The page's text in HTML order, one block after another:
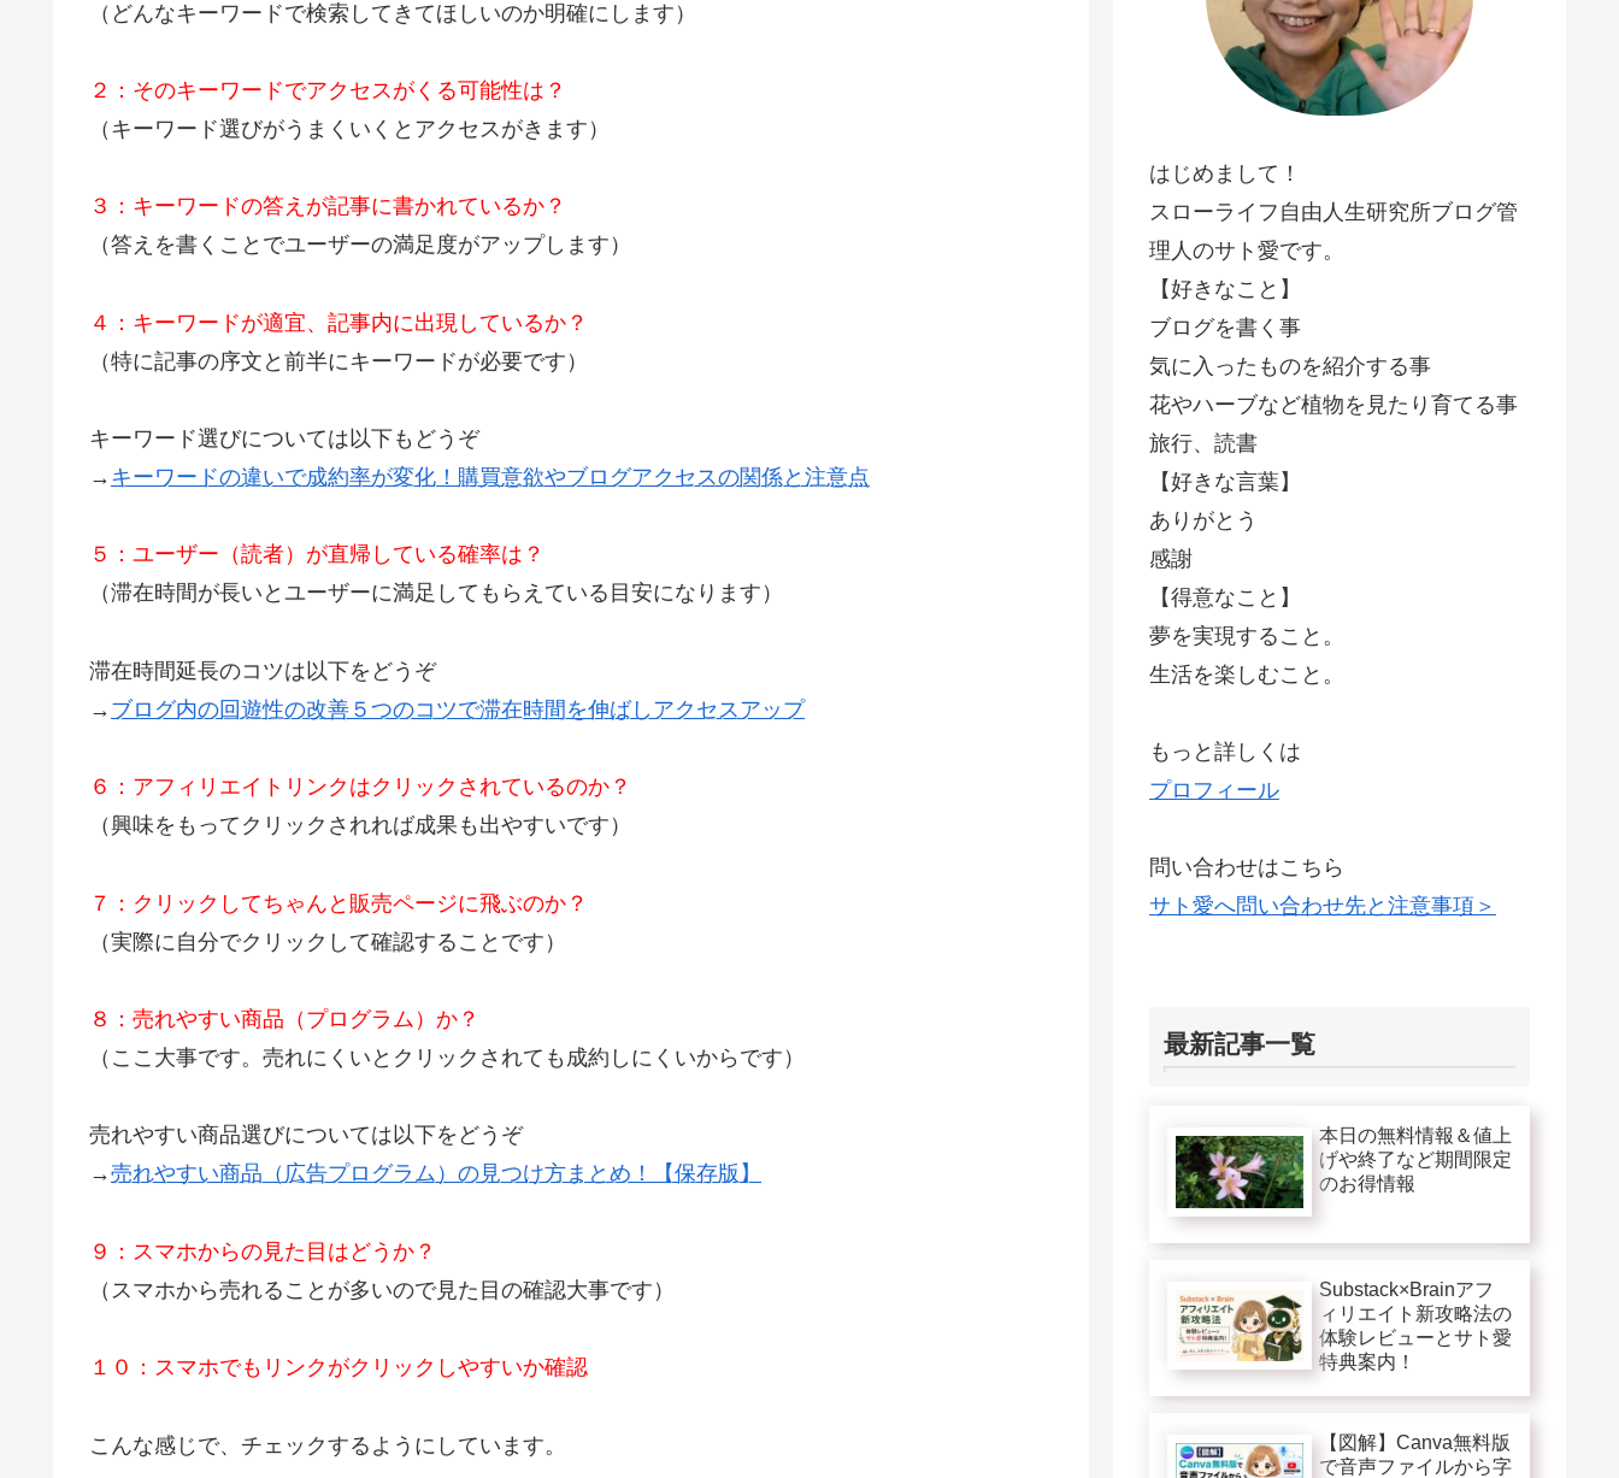
（どんなキーワードで検索してきてほしいのか明確にします）
２：そのキーワードでアクセスがくる可能性は？
（キーワード選びがうまくいくとアクセスがきます）
３：キーワードの答えが記事に書かれているか？
（答えを書くことでユーザーの満足度がアップします）
４：キーワードが適宜、記事内に出現しているか？
（特に記事の序文と前半にキーワードが必要です）
キーワード選びについては以下もどうぞ
→ キーワードの違いで成約率が変化！購買意欲やブログアクセスの関係と注意点
５：ユーザー（読者）が直帰している確率は？
（滞在時間が長いとユーザーに満足してもらえている目安になります）
滞在時間延長のコツは以下をどうぞ
→ ブログ内の回遊性の改善５つのコツで滞在時間を伸ばしアクセスアップ
６：アフィリエイトリンクはクリックされているのか？
（興味をもってクリックされれば成果も出やすいです）
７：クリックしてちゃんと販売ページに飛ぶのか？
（実際に自分でクリックして確認することです）
８：売れやすい商品（プログラム）か？
（ここ大事です。売れにくいとクリックされても成約しにくいからです）
売れやすい商品選びについては以下をどうぞ
→売れやすい商品（広告プログラム）の見つけ方まとめ！【保存版】
９：スマホからの見た目はどうか？
（スマホから売れることが多いので見た目の確認大事です）
１０：スマホでもリンクがクリックしやすいか確認
こんな感じで、チェックするようにしています。
はじめまして！
スローライフ自由人生研究所ブログ管
理人のサト愛です。
【好きなこと】
ブログを書く事
気に入ったものを紹介する事
花やハーブなど植物を見たり育てる事
旅行、読書
【好きな言葉】
ありがとう
感謝
【得意なこと】
夢を実現すること。
生活を楽しむこと。
もっと詳しくは
プロフィール
問い合わせはこちら
サト愛へ問い合わせ先と注意事項＞
最新記事一覧
本日の無料情報＆値上
げや終了など期間限定
のお得情報
Substack×Brainアフ
ィリエイト新攻略法の
体験レビューとサト愛
特典案内！
【図解】Canva無料版
で音声ファイルから字